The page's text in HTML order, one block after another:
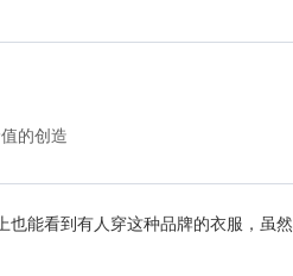
的创造
也能看到有人穿这种品牌的衣服，虽然